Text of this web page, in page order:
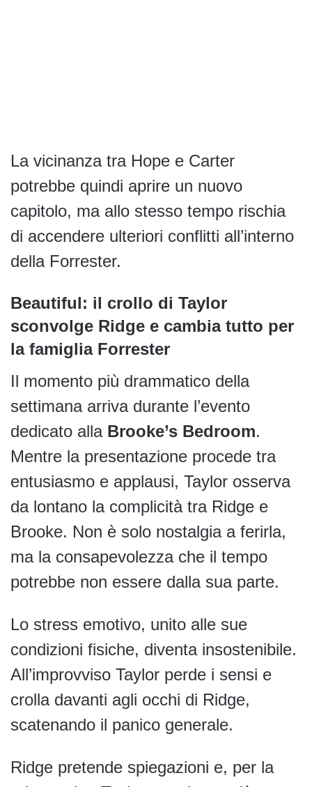
La vicinanza tra Hope e Carter
potrebbe quindi aprire un nuovo
capitolo, ma allo stesso tempo rischia
di accendere ulteriori conflitti all’interno
della Forrester.
Beautiful: il crollo di Taylor
sconvolge Ridge e cambia tutto per
la famiglia Forrester
Il momento più drammatico della
settimana arriva durante l’evento
dedicato alla Brooke’s Bedroom.
Mentre la presentazione procede tra
entusiasmo e applausi, Taylor osserva
da lontano la complicità tra Ridge e
Brooke. Non è solo nostalgia a ferirla,
ma la consapevolezza che il tempo
potrebbe non essere dalla sua parte.
Lo stress emotivo, unito alle sue
condizioni fisiche, diventa insostenibile.
All’improvviso Taylor perde i sensi e
crolla davanti agli occhi di Ridge,
scatenando il panico generale.
Ridge pretende spiegazioni e, per la